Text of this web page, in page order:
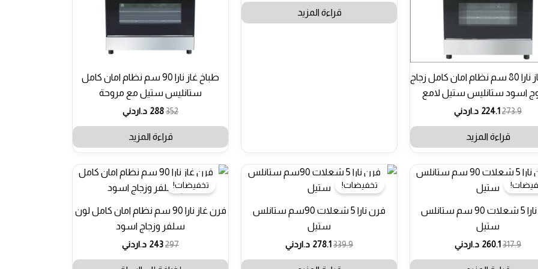
طباخ غاز نارا 80 سم نظام امان كامل زجاج
اسود ستانليس ستيل لامع
273.9
224.1 د.اردني
قراءة المزيد
قراءة المزيد
طباخ غاز نارا 90 سم نظام امان كامل
ستانليس ستيل مع مروحة
352
288 د.اردني
قراءة المزيد
فرن نارا 5 شعلات 90 سم ستانلس
ستيل
317.9
260.1 د.اردني
فرن نارا 5 شعلات 90سم ستانلس
ستيل
339.9
278.1 د.اردني
تخفيضات!
فرن غاز نارا 90 سم نظام امان كامل لون
سلفر وزجاج اسود
297
243 د.اردني
تخفيضات!